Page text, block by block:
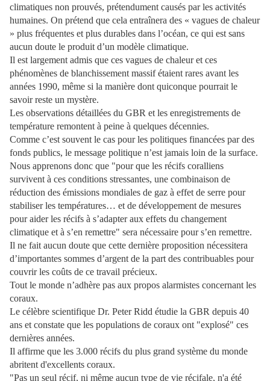
climatiques non prouvés, prétendument causés par les activités
humaines. On prétend que cela entraînera des « vagues de chaleur
» plus fréquentes et plus durables dans l’océan, ce qui est sans
aucun doute le produit d’un modèle climatique.
Il est largement admis que ces vagues de chaleur et ces
phénomènes de blanchissement massif étaient rares avant les
années 1990, même si la manière dont quiconque pourrait le
savoir reste un mystère.
Les observations détaillées du GBR et les enregistrements de
température remontent à peine à quelques décennies.
Comme c’est souvent le cas pour les politiques financées par des
fonds publics, le message politique n’est jamais loin de la surface.
Nous apprenons donc que "pour que les récifs coralliens
survivent à ces conditions stressantes, une combinaison de
réduction des émissions mondiales de gaz à effet de serre pour
stabiliser les températures… et de développement de mesures
pour aider les récifs à s’adapter aux effets du changement
climatique et à s’en remettre" sera nécessaire pour s’en remettre.
Il ne fait aucun doute que cette dernière proposition nécessitera
d’importantes sommes d’argent de la part des contribuables pour
couvrir les coûts de ce travail précieux.
Tout le monde n’adhère pas aux propos alarmistes concernant les
coraux.
Le célèbre scientifique Dr. Peter Ridd étudie la GBR depuis 40
ans et constate que les populations de coraux ont "explosé" ces
dernières années.
Il affirme que les 3.000 récifs du plus grand système du monde
abritent d'excellents coraux.
"Pas un seul récif, ni même aucun type de vie récifale, n'a été